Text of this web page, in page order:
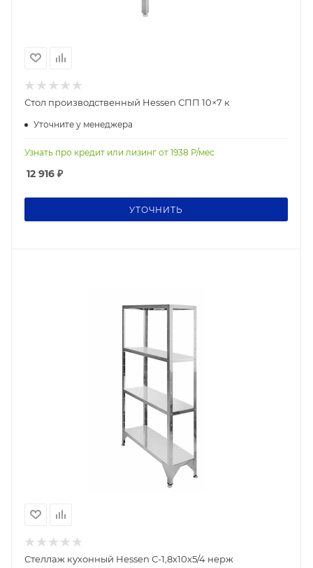
Стол производственный Hessen СПП 10×7 к
Уточните у менеджера
Узнать про кредит или лизинг от 1938 Р/мес
12 916 ₽
УТОЧНИТЬ
Стеллаж кухонный Hessen С-1,8x10x5/4 нерж